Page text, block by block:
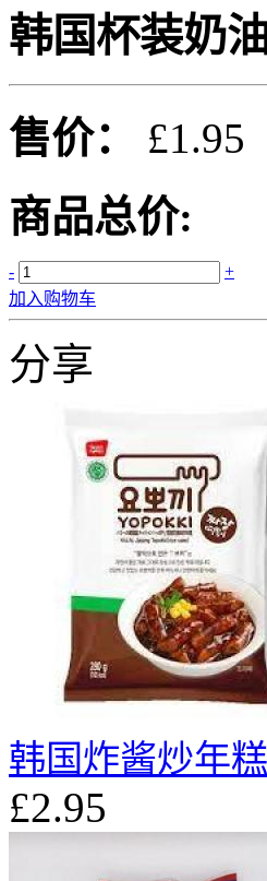
韩国杯装奶
售价：
£1.95
商品总价:
-
+
加入购物车
分享
韩国炸酱炒年
£2.95